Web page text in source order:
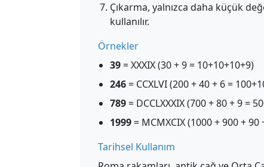
Çıkarma, yalnızca daha küçük
kullanılır.
Örnekler
39= XXXIX (30 + 9 = 10+10+10+9)
246= CCXLVI (200 + 40 + 6 =
789= DCCLXXXIX (700 + 80 + 9 =
1999= MCMXCIX (1000 + 900 + 90
Tarihsel Kullanım